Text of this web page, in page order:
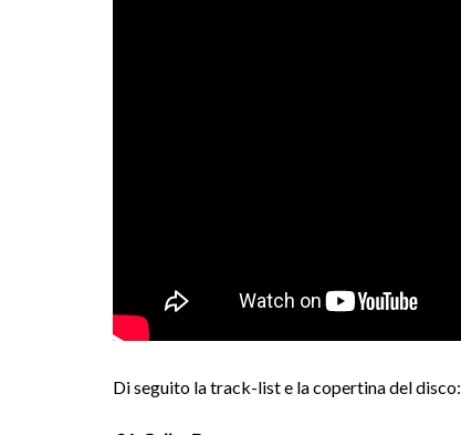
Di seguito la track-list e la copertina del disco: